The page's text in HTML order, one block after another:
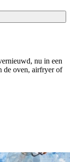
nu in een
de oven, airfryer of